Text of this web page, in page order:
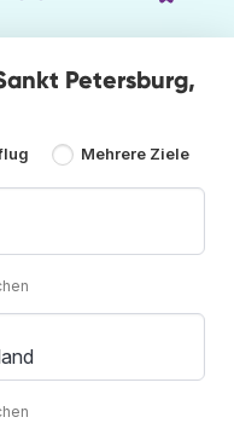
Petersburg,
Mehrere Ziele